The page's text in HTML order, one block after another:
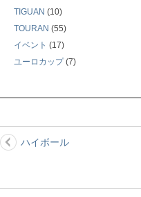
TIGUAN (10)
TOURAN (55)
イベント (17)
ユーロカップ(7)
投
ナ
ハイボール